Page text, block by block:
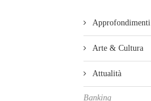
Approfondimenti
Arte & Cultura
Attualità
Banking